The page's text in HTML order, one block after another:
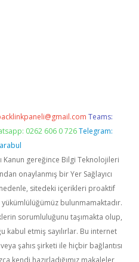
Teams:
0262 606 0 726 Telegram:
Kanun gereğince Bilgi Teknolojileri
onaylanmış bir Yer Sağlayıcı
sitedeki içerikleri proaktif
bulunmamaktadır.
sorumluluğunu taşımakta olup,
kabul etmiş sayılırlar. Bu internet
şahıs şirketi ile hiçbir bağlantısı
kendi hazırladığımız makaleler